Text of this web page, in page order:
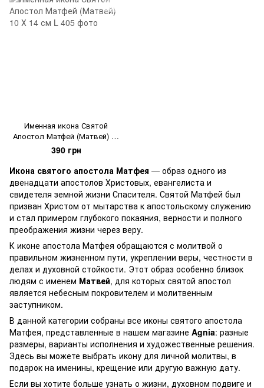
Именная икона Святой
Апостол Матфей (Матвей) 10
Х 14 см
390 грн
Икона святого апостола Матфея — образ одного из
двенадцати апостолов Христовых, евангелиста и
свидетеля земной жизни Спасителя. Святой Матфей был
призван Христом от мытарства к апостольскому служению
и стал примером глубокого покаяния, верности и полного
преображения жизни через веру.
К иконе апостола Матфея обращаются с молитвой о
правильном жизненном пути, укреплении веры, честности в
делах и духовной стойкости. Этот образ особенно близок
людям с именем Матвей, для которых святой апостол
является небесным покровителем и молитвенным
заступником.
В данной категории собраны все иконы святого апостола
Матфея, представленные в нашем магазине Agnia: разные
размеры, варианты исполнения и художественные решения.
Здесь вы можете выбрать икону для личной молитвы, в
подарок на именины, крещение или другую важную дату.
Если вы хотите больше узнать о жизни, духовном подвиге и